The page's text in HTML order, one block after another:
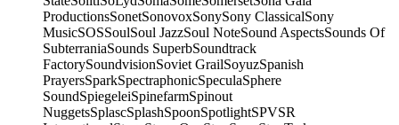
ProductionsSonetSonovoxSonySony ClassicalSony
MusicSOSSoulSoul JazzSoul NoteSound AspectsSounds Of
SubterraniaSounds SuperbSoundtrack
FactorySoundvisionSoviet GrailSoyuzSpanish
PrayersSparkSpectraphonicSpeculaSphere
SoundSpiegeleiSpinefarmSpinout
NuggetsSplascSplashSpoonSpotlightSPVSR